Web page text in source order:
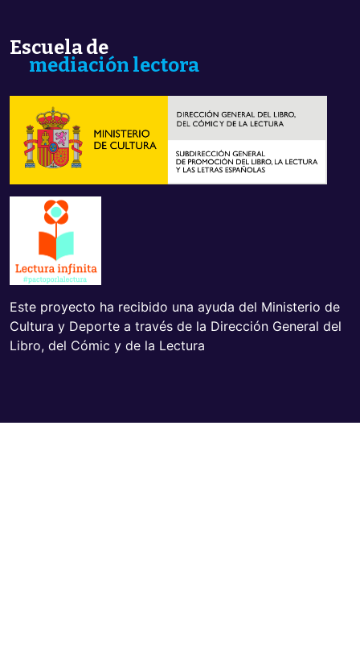
Escuela de
mediación lectora
Este proyecto ha recibido una ayuda del Ministerio de
Cultura y Deporte a través de la Dirección General del
Libro, del Cómic y de la Lectura